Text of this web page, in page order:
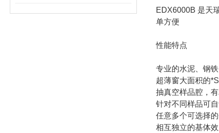
EDX6000B 是天
单方便
性能特点
专业的水泥、钢
超薄窗大面积的
抽真空样品腔，
针对不同样品可
任意多个可选择
相互独立的基体